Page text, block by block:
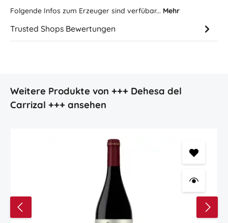
Folgende Infos zum Erzeuger sind verfübar... Mehr
Trusted Shops Bewertungen
Produktgalerie überspringen
Weitere Produkte von +++ Dehesa del
Carrizal +++ ansehen